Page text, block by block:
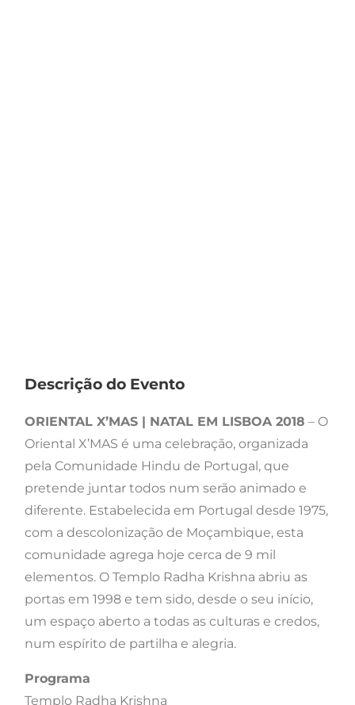
Descrição do Evento
ORIENTAL X’MAS | NATAL EM LISBOA 2018 – O
Oriental X’MAS é uma celebração, organizada
pela Comunidade Hindu de Portugal, que
pretende juntar todos num serão animado e
diferente. Estabelecida em Portugal desde 1975,
com a descolonização de Moçambique, esta
comunidade agrega hoje cerca de 9 mil
elementos. O Templo Radha Krishna abriu as
portas em 1998 e tem sido, desde o seu início,
um espaço aberto a todas as culturas e credos,
num espírito de partilha e alegria.
Programa
Templo Radha Krishna